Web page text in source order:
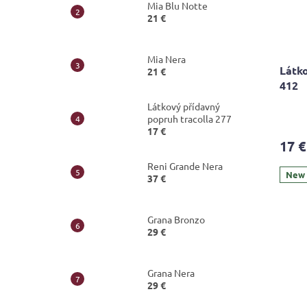
Mia Blu Notte
21 €
Mia Nera
21 €
Látkový přídavný
popruh tracolla 277
17 €
Reni Grande Nera
37 €
Grana Bronzo
29 €
Grana Nera
29 €
412
17 €
New